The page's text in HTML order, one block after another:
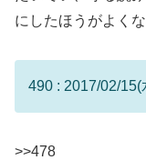
にしたほうがよく
490 : 2017/02/
>>478